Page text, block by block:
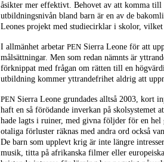
åsikter mer effektivt. Behovet av att komma till
utbildningsnivån bland barn är en av de
Leones projekt med studiecirklar i skolor, vilket
I allmänhet arbetar PEN Sierra Leone för att
målsättningar. Men som redan nämnts är
förknippat med frågan om rätten till en
utbildning kommer yttrandefrihet aldrig att
PEN Sierra Leone grundades alltså 2003, kort
haft en så förödande inverkan på skolsystemet
hade lagts i ruiner, med givna följder för en
otaliga förluster räknas med andra ord också
De barn som upplevt krig är inte längre
musik, titta på afrikanska filmer eller